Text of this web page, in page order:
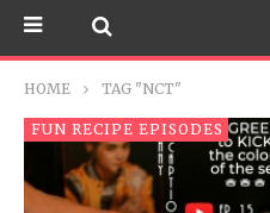
HOME TAG "NCT"
FUN RECIPE EPISODES